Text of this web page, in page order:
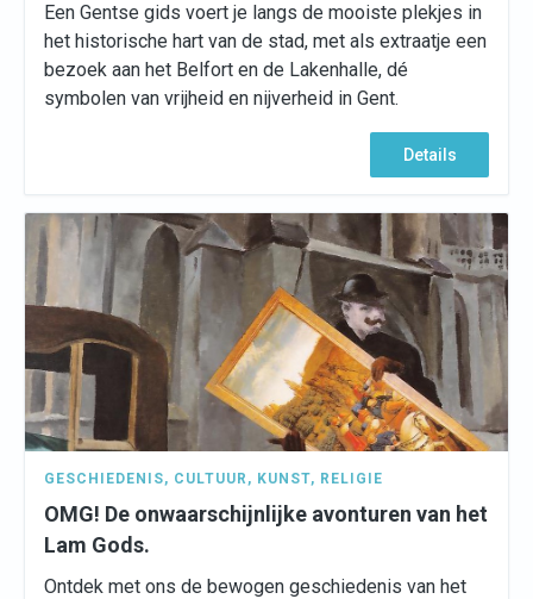
Een Gentse gids voert je langs de mooiste plekjes in
het historische hart van de stad, met als extraatje een
bezoek aan het Belfort en de Lakenhalle, dé
symbolen van vrijheid en nijverheid in Gent.
Details
GESCHIEDENIS, CULTUUR , KUNST, RELIGIE
OMG! De onwaarschijnlijke avonturen van het
Lam Gods.
Ontdek met ons de bewogen geschiedenis van het